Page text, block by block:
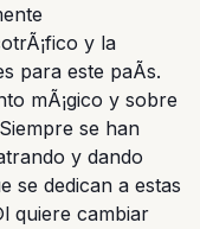
y la
para este paÃ­s.
mÃ¡gico y sobre
se han
y dando
se dedican a estas
quiere cambiar